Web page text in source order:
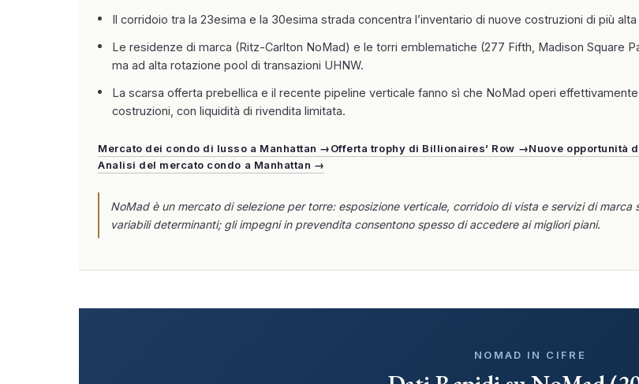
Il corridoio tra la 23esima e la 30esima strada concentra l’inventario di nuove costruzioni di più
Le residenze di marca (Ritz-Carlton NoMad) e le torri emblematiche (277 Fifth, Madison Square
ma ad alta rotazione pool di transazioni UHNW.
La scarsa offerta prebellica e il recente pipeline verticale fanno sì che NoMad operi
costruzioni, con liquidità di rivendita limitata.
Mercato dei condo di lusso a Manhattan →Offerta trophy di Billionaires’ Row →Nuove opportunità
Analisi del mercato condo a Manhattan →
NoMad è un mercato di selezione per torre: esposizione verticale, corridoio di vista e servizi di marca
variabili determinanti; gli impegni in prevendita consentono spesso di accedere ai migliori piani.
NOMAD IN CIFRE